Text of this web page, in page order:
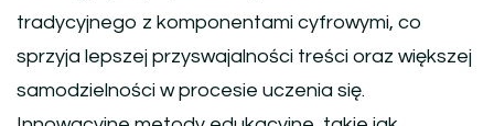
tradycyjnego z komponentami cyfrowymi, co
sprzyja lepszej przyswajalności treści oraz większej
samodzielności w procesie uczenia się.